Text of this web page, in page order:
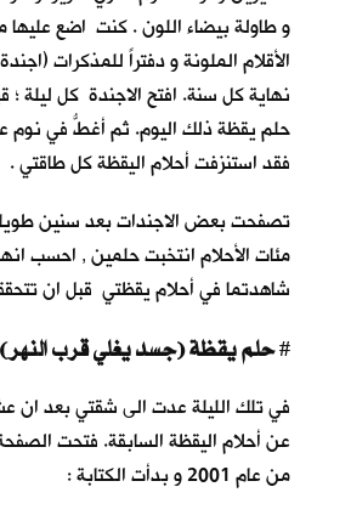
و طاولة بيضاء اللون . كنت اضع
الأقلام الملونة و دفتراً للمذكرات
نهاية كل سنة. افتح الاجندة كل ليلة ؛
حلم يقظة ذلك اليوم. ثم أغطُّ في نوم
فقد استنزفت أحلام اليقظة كل طاقتي .
تصفحت بعض الاجندات بعد سنين
مئات الأحلام انتخبت حلمين , احسب
شاهدتما في أحلام يقظتي قبل ان
#حلم يقظة (جسد يغلي قرب النهر) 12 اذار
في تلك الليلة عدت الى شقتي بعد ان
من عام 2001 و بدأت الكتابة :